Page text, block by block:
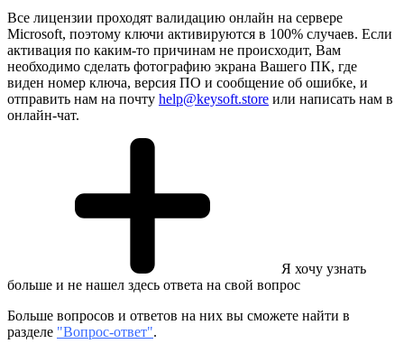
Все лицензии проходят валидацию онлайн на сервере
Microsoft, поэтому ключи активируются в 100% случаев. Если
активация по каким-то причинам не происходит, Вам
необходимо сделать фотографию экрана Вашего ПК, где
виден номер ключа, версия ПО и сообщение об ошибке, и
отправить нам на почту help@keysoft.store или написать нам в
онлайн-чат.
Я хочу узнать
больше и не нашел здесь ответа на свой вопрос
Больше вопросов и ответов на них вы сможете найти в
разделе "Вопрос-ответ".